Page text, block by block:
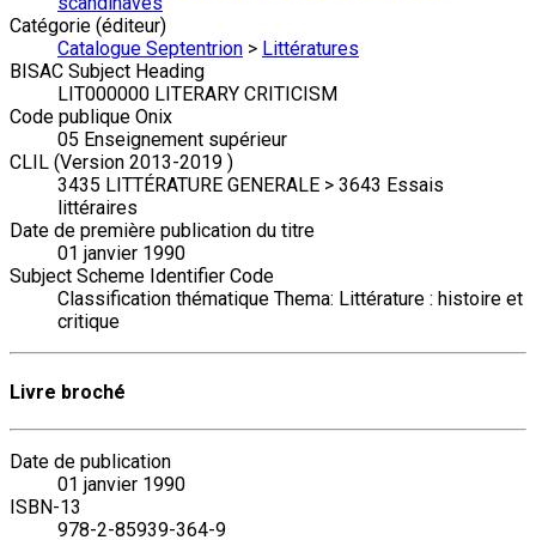
Catégorie (éditeur)
Catalogue Septentrion > Littératures
BISAC Subject Heading
LIT000000 LITERARY CRITICISM
Code publique Onix
05 Enseignement supérieur
CLIL (Version 2013-2019 )
3435 LITTÉRATURE GENERALE > 3643 Essais
littéraires
Date de première publication du titre
01 janvier 1990
Subject Scheme Identifier Code
Classification thématique Thema: Littérature : histoire et
critique
Livre broché
Date de publication
01 janvier 1990
ISBN-13
978-2-85939-364-9